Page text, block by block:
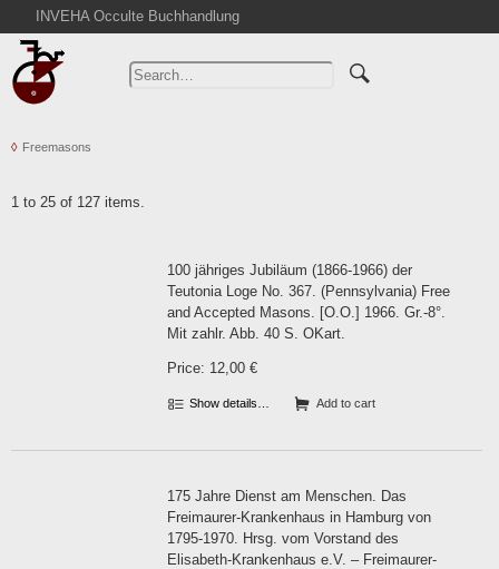
INVEHA Occulte Buchhandlung
Home
Advanced Search
CartFreemasons
1 to 25 of 127 items.
100 jähriges Jubiläum (1866-1966) der
Teutonia Loge No. 367. (Pennsylvania) Free
and Accepted Masons. [O.O.] 1966. Gr.-8°.
Mit zahlr. Abb. 40 S. OKart.
Price: 12,00 €
Show details… Add to cart
175 Jahre Dienst am Menschen. Das
Freimaurer-Krankenhaus in Hamburg von
1795-1970. Hrsg. vom Vorstand des
Elisabeth-Krankenhaus e.V. – Freimaurer-